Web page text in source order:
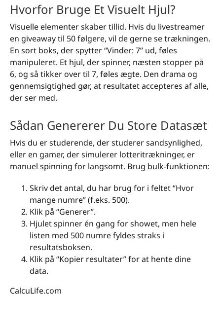
Hvorfor Bruge Et Visuelt Hjul?
Visuelle elementer skaber tillid. Hvis du livestreamer
en giveaway til 50 følgere, vil de gerne se trækningen.
En sort boks, der spytter “Vinder: 7” ud, føles
manipuleret. Et hjul, der spinner, næsten stopper på
6, og så tikker over til 7, føles ægte. Den drama og
gennemsigtighed gør, at resultatet accepteres af alle,
der ser med.
Sådan Genererer Du Store Datasæt
Hvis du er studerende, der studerer sandsynlighed,
eller en gamer, der simulerer lotteritrækninger, er
manuel spinning for langsomt. Brug bulk-funktionen:
Skriv det antal, du har brug for i feltet “Hvor
mange numre” (f.eks. 500).
Klik på “Generer”.
Hjulet spinner én gang for showet, men hele
listen med 500 numre fyldes straks i
resultatsboksen.
Klik på “Kopier resultater” for at hente dine
data.
CalcuLife.com